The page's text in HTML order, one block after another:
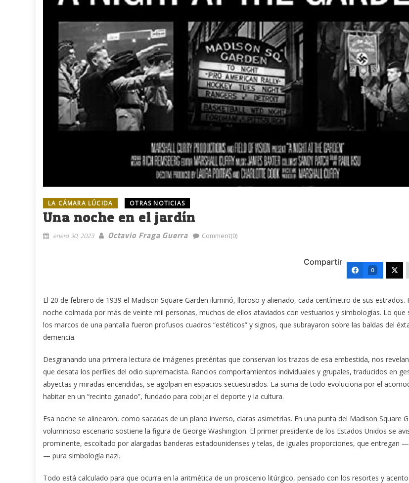
LA CÁMARA LÚCIDA OTRAS NOTICIAS
Una noche en el jardín
enero 30, 2023 Octavio Fraga Guerra Comment(0)
Compartir
0
El 20 de febrero de 1939 el Madison Square Garden iluminó, lloroso y alienado, cada centímetro de sus estrados.
noche colmada por más de veinte mil personas, muchos de ellos ataviados con vestuarios y simbologías. Lo que
los marcos de una pantalla fueron profusos cuadros “estéticos” y signos, que subrayaron sobre las baldas del
demencia.
Desgranando una primera lectura de imágenes pretéritas que conservan los trazos de esa embestida, nos
que desata los perfiles del odio supremacista. Rancios comportamientos individuales y grupales, traducidos en
abyectas y miradas encendidas, se agolpan en espacios secuestrados. La suma de todo evoluciona por el
habitar en un “recinto ganado”, fundado para cobijar el deporte y la cultura.
Esa noche se alinearon, como sacadas de un plano inverso, claras asimetrías. En una punta del Madison Square
voluminoso escenario sostiene la figura de George Washington. El primer presidente de los Estados Unidos se
prominente, escoltado por alargadas banderas estadounidenses y telas, de iguales proporciones, que entregan
— pura simbología nazi.
Todo está calculado para que ocurra en la aritmética de un proscenio litúrgico, pensado con los resortes y